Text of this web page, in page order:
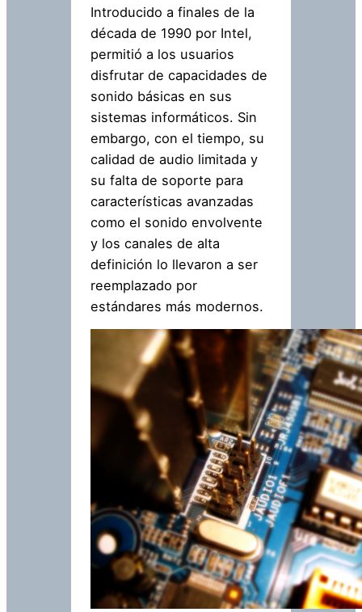
Introducido a finales de la
década de 1990 por Intel,
permitió a los usuarios
disfrutar de capacidades de
sonido básicas en sus
sistemas informáticos. Sin
embargo, con el tiempo, su
calidad de audio limitada y
su falta de soporte para
características avanzadas
como el sonido envolvente
y los canales de alta
definición lo llevaron a ser
reemplazado por
estándares más modernos.